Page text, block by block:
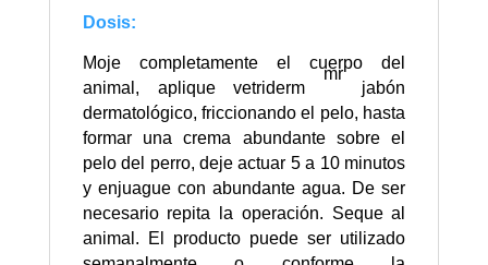
Dosis:
Moje completamente el cuerpo del
animal, aplique vetriderm
mr
jabón
dermatológico, friccionando el pelo, hasta
formar una crema abundante sobre el
pelo del perro, deje actuar 5 a 10 minutos
y enjuague con abundante agua. De ser
necesario repita la operación. Seque al
animal. El producto puede ser utilizado